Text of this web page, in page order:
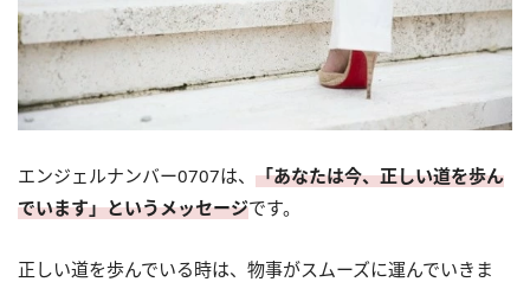
エンジェルナンバー0707は、 「あなたは今、正しい道を歩ん
でいます」というメッセージです。
正しい道を歩んでいる時は、物事がスムーズに運んでいきま